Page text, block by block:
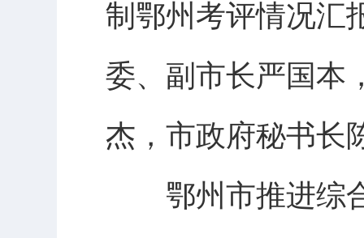
制鄂州考评情况汇
委、副市长严国本
杰，市政府秘书长
鄂州市推进综合